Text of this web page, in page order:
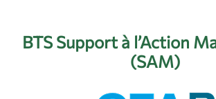
BTS Support à l’Action
(SAM)